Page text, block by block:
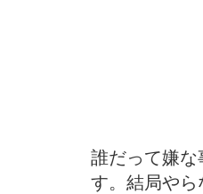
誰だって嫌
す。結局や